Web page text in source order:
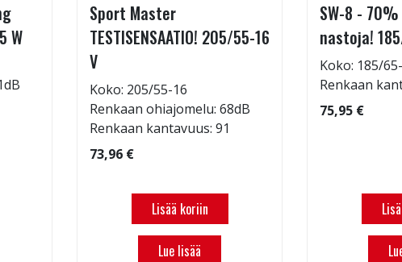
W
Sport Master
TESTISENSAATIO! 205/55-16
V
Koko: 205/55-16
Renkaan ohiajomelu: 68dB
Renkaan kantavuus: 91
73,96 €
Lisää koriin
Lue lisää
SW-8 -
nastoja!
Koko: 185/
Renkaan
75,95 €